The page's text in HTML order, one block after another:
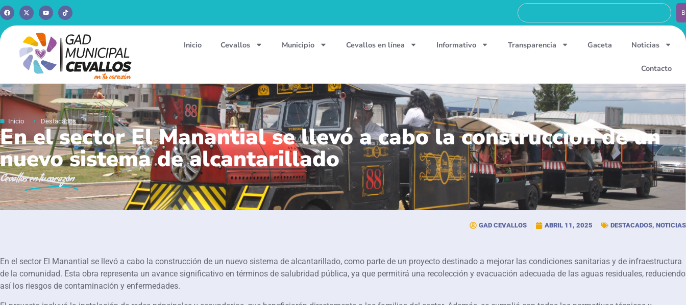
Inicio Cevallos Municipio Cevallos en línea Informativo Transparencia Gaceta Noticias
Contacto
Inicio Destacados
En el sector El Manantial se llevó a cabo la construcción de un
nuevo sistema de alcantarillado
Cevallosen tu corazón
GAD CEVALLOS ABRIL 11, 2025 DESTACADOS, NOTICIAS
En el sector El Manantial se llevó a cabo la construcción de un nuevo sistema de alcantarillado, como parte de un proyecto destinado a mejorar las condiciones sanitarias y de infraestructura
de la comunidad. Esta obra representa un avance significativo en términos de salubridad pública, ya que permitirá una recolección y evacuación adecuada de las aguas residuales, reduciendo
así los riesgos de contaminación y enfermedades.